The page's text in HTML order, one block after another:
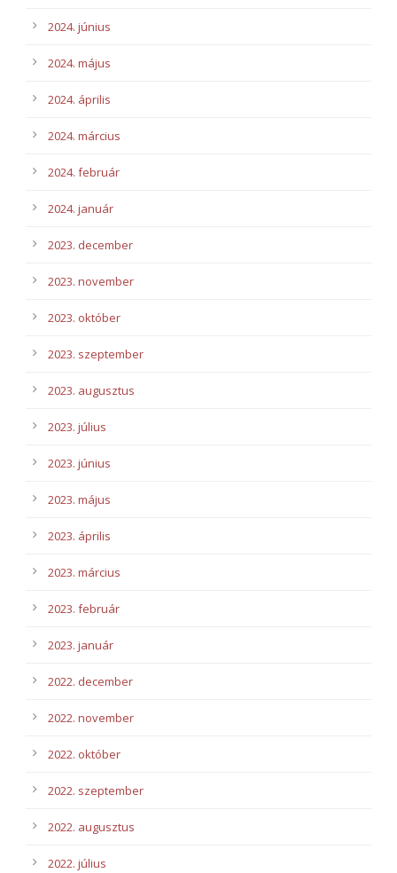
2024. június
2024. május
2024. április
2024. március
2024. február
2024. január
2023. december
2023. november
2023. október
2023. szeptember
2023. augusztus
2023. július
2023. június
2023. május
2023. április
2023. március
2023. február
2023. január
2022. december
2022. november
2022. október
2022. szeptember
2022. augusztus
2022. július